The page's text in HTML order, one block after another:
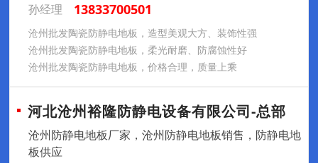
孙经理
13833700501
沧州批发陶瓷防静电地板，造型美观大方、装饰性强
沧州批发陶瓷防静电地板，柔光耐磨、防腐蚀性好
沧州批发陶瓷防静电地板，价格合理，质量上乘
河北沧州裕隆防静电设备有限公司-总部
沧州防静电地板厂家，沧州防静电地板销售，防静电地
板供应